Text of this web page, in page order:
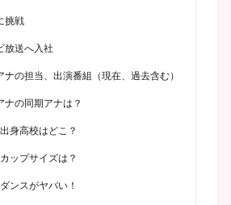
挑戦
放送へ入社
ナの担当、出演番組（現在、過去含む）
ナの同期アナは？
身高校はどこ？
ップサイズは？
ンスがヤバい！